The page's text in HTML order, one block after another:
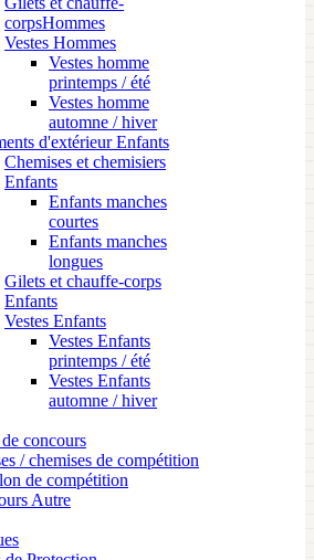
corpsHommes
Vestes Hommes
Vestes homme
printemps / été
Vestes homme
automne / hiver
d'extérieur Enfants
Chemises et chemisiers
Enfants
Enfants manches
courtes
Enfants manches
longues
Gilets et chauffe-corps
Enfants
Vestes Enfants
Vestes Enfants
printemps / été
Vestes Enfants
automne / hiver
concours
/ chemises de compétition
de compétition
Autre